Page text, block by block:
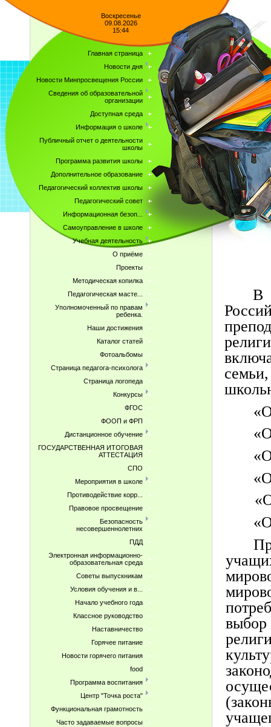
Воскресенье
09.08.2026
15:44
Главная страница
Новости дня
Новости Минпросвещения России
Сведения об образовательной
организации
Доступная среда
Информация о школе
Публичный отчет о деятельности
школы
Программа развития школы
Дополнительное образование
Педагогический коллектив школы
Педагогический совет
Информационная безоп...
Самоуправление в школе
Учебная деятельность
О приёме
Проекты
Методическая копилка
Педагогическая масте...
Уполномоченный по правам
ребенка.
Наши достижения
Каталог статей
Фотоальбомы
Страница педагога-психолога
Страница логопеда
Конкурсы
ФГОС
ФООП и ФРП
Дистанционное обучение
ГОСУДАРСТВЕННАЯ ИТОГОВАЯ
АТТЕСТАЦИЯ
СПО
Мероприятия в школе
Противодействие корр...
Правовое просвещение
Безопасность
несовершеннолетних
ПДД
Электронная информационно-
образовательная среда
Советы выпускникам
Условия обучения и в...
Начало учебного года
Классное руководство
Наставничество
Горячее питание
Новости горячего питания
food
Программа воспитания
Центр "Точка роста"
Функциональная грамотность
Часто задаваемые вопросы
В
выбор